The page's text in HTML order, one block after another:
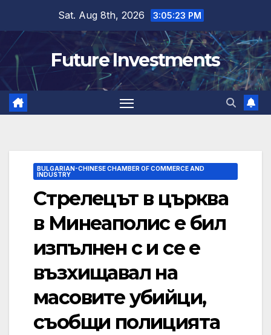
content
Sat. Aug 8th, 2026 3:05:24 PM
Future Investments
BULGARIAN-CHINESE CHAMBER OF COMMERCE AND
INDUSTRY
Стрелецът в църква
в Минеаполис е бил
изпълнен с и се е
възхищавал на
масовите убийци,
съобщи полицията